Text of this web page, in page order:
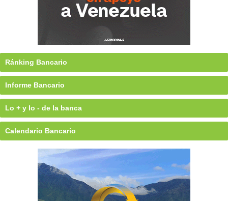
Ránking Bancario
Informe Bancario
Lo + y lo - de la banca
Calendario Bancario